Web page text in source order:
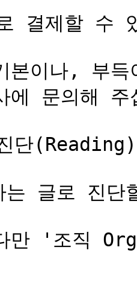
결제할 수
본이나, 부
에 문의해 주
단(Reading)
글로 진단
만 '조직